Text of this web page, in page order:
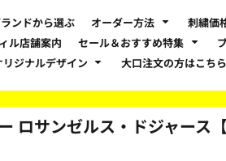
ンドから選ぶ オーダー方法
刺繍価
ル店舗案内 セール＆おすすめ特集
リジナルデザイン 大口注文の方はこちら
ロサンゼルス・ドジャース